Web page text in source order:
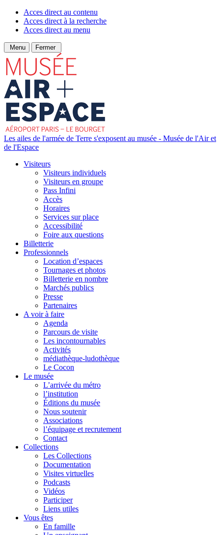
Acces direct au contenu
Acces direct à la recherche
Acces direct au menu
Menu Fermer
Les ailes de l'armée de Terre s'exposent au musée - Musée de l'Air et
de l'Espace
Visiteurs
Visiteurs individuels
Visiteurs en groupe
Pass Infini
Accès
Horaires
Services sur place
Accessibilité
Foire aux questions
Billetterie
Professionnels
Location d’espaces
Tournages et photos
Billetterie en nombre
Marchés publics
Presse
Partenaires
A voir à faire
Agenda
Parcours de visite
Les incontournables
Activités
médiathèque-ludothèque
Le Cocon
Le musée
L’arrivée du métro
l’institution
Éditions du musée
Nous soutenir
Associations
l’équipage et recrutement
Contact
Collections
Les Collections
Documentation
Visites virtuelles
Podcasts
Vidéos
Participer
Liens utiles
Vous êtes
En famille